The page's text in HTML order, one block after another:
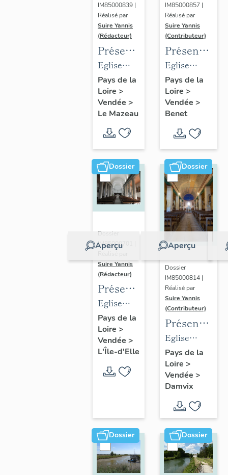
IM85000839 |
Réalisé par
Suire Yannis
(Rédacteur)
Présentation
des
objets
mobiliers
de
du
Mazeau
Eglise
Notre-
Dame de
l'Immaculée
du
Mazeau
Pays de la
Loire >
Vendée >
Le Mazeau
IM85000857 |
Réalisé par
Suire Yannis
(Contributeur)
Présentation
des
objets
mobiliers
de
Sainte-
Eulalie
de Benet
Eglise
paroissiale
Sainte-
Eulalie de
Pays de la
Loire >
Vendée >
Benet
Dossier
Aperçu
Dossier
IM85000701 |
Suire Yannis
(Rédacteur)
Présentation
des
objets
mobiliers
de
de L'Île-
Eglise
paroissiale
Saint-
Hilaire de
Pays de la
Loire >
Vendée >
L'Île-d'Elle
Dossier
Aperçu
Dossier
IM85000814 |
Réalisé par
Suire Yannis
(Contributeur)
Présentation
des
objets
mobiliers
de
de
Damvix
Eglise
paroissiale
Saint-Guy
de Damvix
Pays de la
Loire >
Vendée >
Damvix
Dossier Dossier